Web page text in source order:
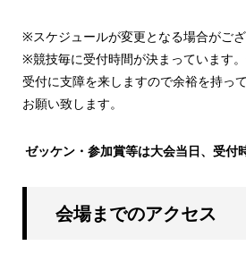
※スケジュールが変更となる場合がござ
※競技毎に受付時間が決まっています
受付に支障を来しますので余裕を持っ
お願い致します。
ゼッケン・参加賞等は大会当日、受付
会場までのアクセス